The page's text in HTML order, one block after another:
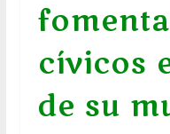
cívicos
de su